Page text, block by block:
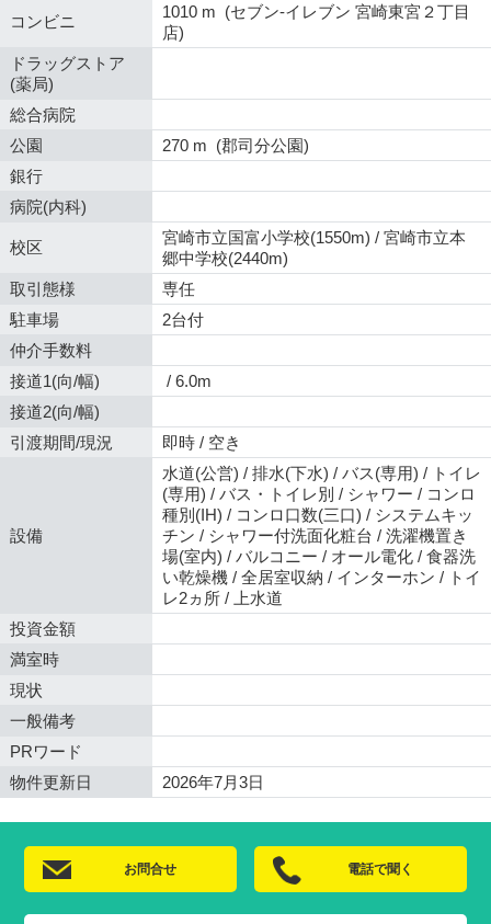
コンビニ
1010 m (セブン-イレブン 宮崎東宮２丁目
店)
ドラッグストア
(薬局)
総合病院
公園
270 m (郡司分公園)
銀行
病院(内科)
校区
宮崎市立国富小学校(1550m) / 宮崎市立本
郷中学校(2440m)
取引態様
専任
駐車場
2台付
仲介手数料
接道1(向/幅)
/ 6.0m
接道2(向/幅)
引渡期間/現況
即時 / 空き
設備
水道(公営) / 排水(下水) / バス(専用) / トイレ
(専用) / バス・トイレ別 / シャワー / コンロ
種別(IH) / コンロ口数(三口) / システムキッ
チン / シャワー付洗面化粧台 / 洗濯機置き
場(室内) / バルコニー / オール電化 / 食器洗
い乾燥機 / 全居室収納 / インターホン / トイ
レ2ヵ所 / 上水道
投資金額
満室時
現状
一般備考
PRワード
物件更新日
2026年7月3日
お問合せ 電話で聞く